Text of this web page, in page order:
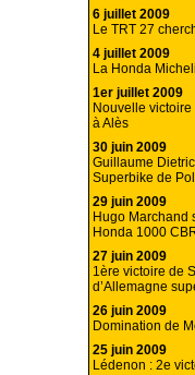
6 juillet 2009
Le TRT 27
4 juillet 2009
La Honda
1er juillet 2009
Nouvelle
à Alès
30 juin 2009
Guillaume
Superbike de
29 juin 2009
Hugo Marchand
Honda 1000
27 juin 2009
1ère victoire de
d’Allemagne
26 juin 2009
Domination de
25 juin 2009
Lédenon : 2e